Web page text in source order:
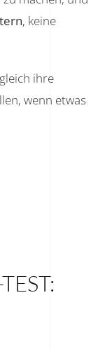
, keine
ihre
wenn etwas